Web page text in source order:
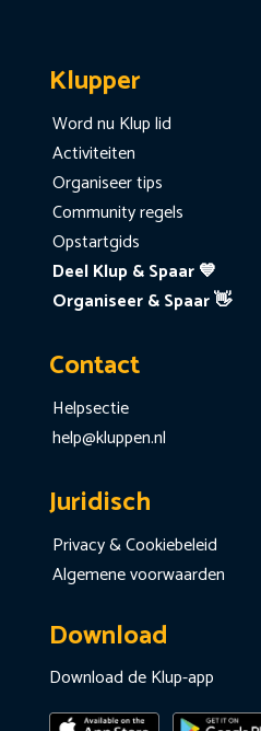
Klupper
Word nu Klup lid
Activiteiten
Organiseer tips
Community regels
Opstartgids
Deel Klup & Spaar 💙
Organiseer & Spaar 👋
Contact
Helpsectie
help@kluppen.nl
Juridisch
Privacy & Cookiebeleid
Algemene voorwaarden
Download
Download de Klup-app